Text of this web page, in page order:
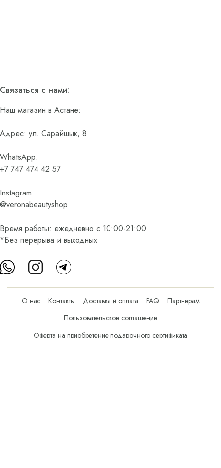
Связаться с нами:
Наш магазин в Астане:
Адрес: ул. Сарайшык, 8
WhatsApp:
+7 747 474 42 57
Instagram:
@veronabeautyshop
Время работы: ежедневно с 10:00-21:00
*Без перерыва и выходных
О нас Контакты Доставка и оплата FAQ
Партнерам
Пользовательское соглашение
Оферта на приобретение подарочного сертификата